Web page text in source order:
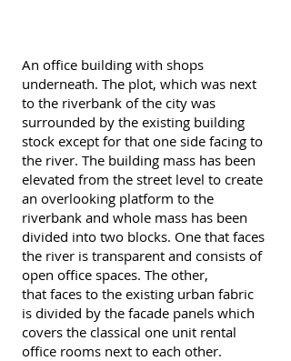
An office building with shops
underneath. The plot, which was next
to the riverbank of the city was
surrounded by the existing building
stock except for that one side facing to
the river. The building mass has been
elevated from the street level to create
an overlooking platform to the
riverbank and whole mass has been
divided into two blocks. One that faces
the river is transparent and consists of
open office spaces. The other,
that faces to the existing urban fabric
is divided by the facade panels which
covers the classical one unit rental
office rooms next to each other.